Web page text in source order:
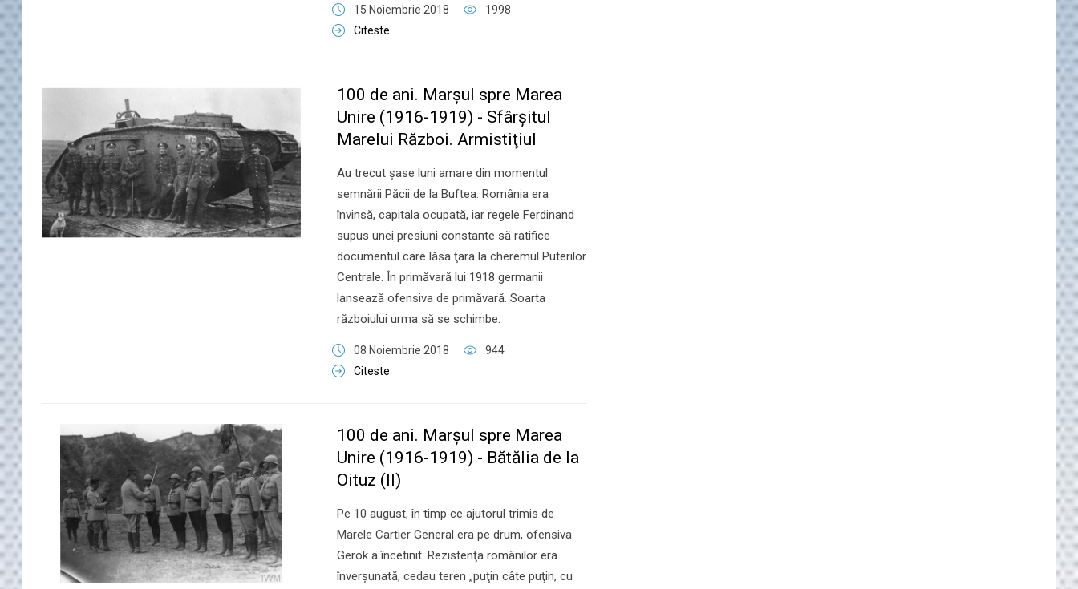
15 Noiembrie 2018
1998
Citeste
100 de ani. Marşul spre Marea
Unire (1916-1919) - Sfârşitul
Marelui Război. Armistiţiul
Au trecut şase luni amare din momentul
semnării Păcii de la Buftea. România era
învinsă, capitala ocupată, iar regele Ferdinand
supus unei presiuni constante să ratifice
documentul care lăsa ţara la cheremul Puterilor
Centrale. În primăvară lui 1918 germanii
lansează ofensiva de primăvară. Soarta
războiului urma să se schimbe.
08 Noiembrie 2018
944
Citeste
100 de ani. Marşul spre Marea
Unire (1916-1919) - Bătălia de la
Oituz (II)
Pe 10 august, în timp ce ajutorul trimis de
Marele Cartier General era pe drum, ofensiva
Gerok a încetinit. Rezistenţa românilor era
înverşunată, cedau teren „puţin câte puţin, cu